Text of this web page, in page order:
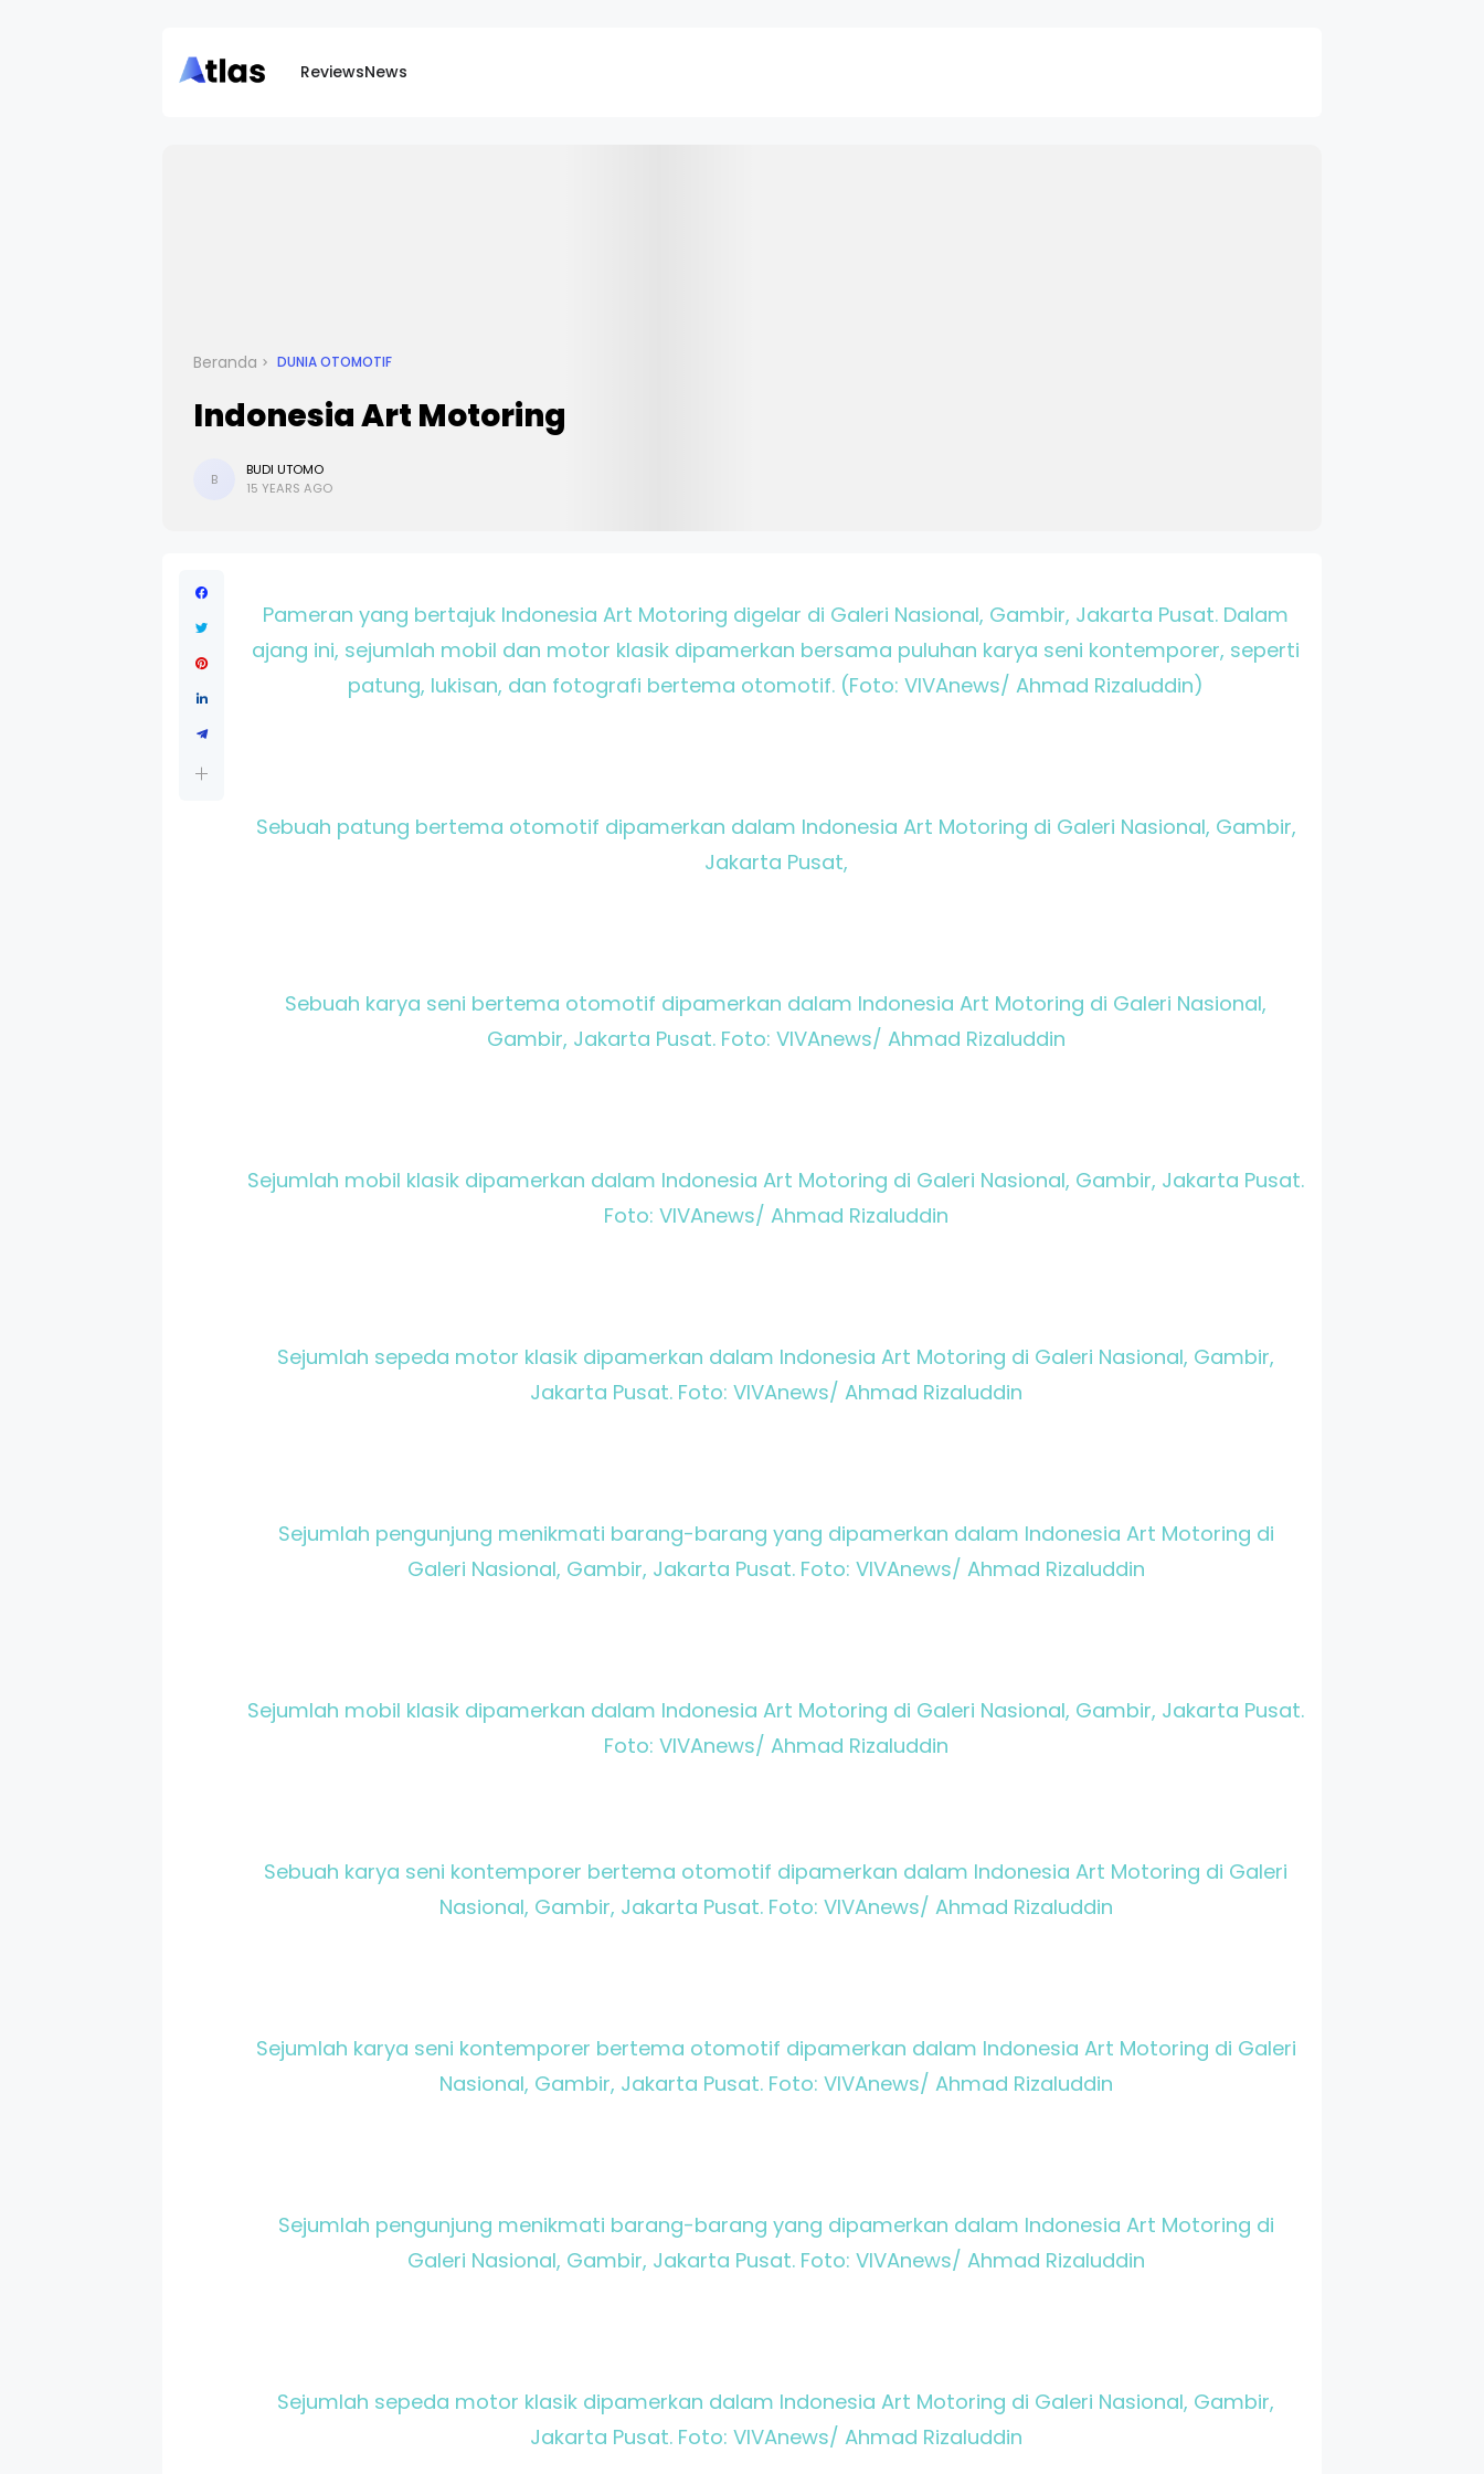
ReviewsNews
Beranda DUNIA OTOMOTIF
Indonesia Art Motoring
B
BUDI UTOMO
15 YEARS AGO
Pameran yang bertajuk Indonesia Art Motoring digelar di Galeri Nasional, Gambir, Jakarta Pusat. Dalam
ajang ini, sejumlah mobil dan motor klasik dipamerkan bersama puluhan karya seni kontemporer, seperti
patung, lukisan, dan fotografi bertema otomotif. (Foto: VIVAnews/ Ahmad Rizaluddin)
Sebuah patung bertema otomotif dipamerkan dalam Indonesia Art Motoring di Galeri Nasional, Gambir,
Jakarta Pusat,
Sebuah karya seni bertema otomotif dipamerkan dalam Indonesia Art Motoring di Galeri Nasional,
Gambir, Jakarta Pusat. Foto: VIVAnews/ Ahmad Rizaluddin
Sejumlah mobil klasik dipamerkan dalam Indonesia Art Motoring di Galeri Nasional, Gambir, Jakarta Pusat.
Foto: VIVAnews/ Ahmad Rizaluddin
Sejumlah sepeda motor klasik dipamerkan dalam Indonesia Art Motoring di Galeri Nasional, Gambir,
Jakarta Pusat. Foto: VIVAnews/ Ahmad Rizaluddin
Sejumlah pengunjung menikmati barang-barang yang dipamerkan dalam Indonesia Art Motoring di
Galeri Nasional, Gambir, Jakarta Pusat. Foto: VIVAnews/ Ahmad Rizaluddin
Sejumlah mobil klasik dipamerkan dalam Indonesia Art Motoring di Galeri Nasional, Gambir, Jakarta Pusat.
Foto: VIVAnews/ Ahmad Rizaluddin
Sebuah karya seni kontemporer bertema otomotif dipamerkan dalam Indonesia Art Motoring di Galeri
Nasional, Gambir, Jakarta Pusat. Foto: VIVAnews/ Ahmad Rizaluddin
Sejumlah karya seni kontemporer bertema otomotif dipamerkan dalam Indonesia Art Motoring di Galeri
Nasional, Gambir, Jakarta Pusat. Foto: VIVAnews/ Ahmad Rizaluddin
Sejumlah pengunjung menikmati barang-barang yang dipamerkan dalam Indonesia Art Motoring di
Galeri Nasional, Gambir, Jakarta Pusat. Foto: VIVAnews/ Ahmad Rizaluddin
Sejumlah sepeda motor klasik dipamerkan dalam Indonesia Art Motoring di Galeri Nasional, Gambir,
Jakarta Pusat. Foto: VIVAnews/ Ahmad Rizaluddin